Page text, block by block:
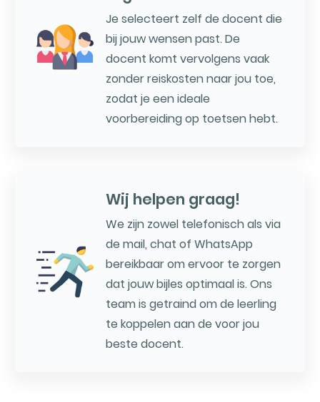
Je selecteert zelf de docent die
bij jouw wensen past. De
docent komt vervolgens vaak
zonder reiskosten naar jou toe,
zodat je een ideale
voorbereiding op toetsen hebt.
Wij helpen graag!
We zijn zowel telefonisch als via
de mail, chat of WhatsApp
bereikbaar om ervoor te zorgen
dat jouw bijles optimaal is. Ons
team is getraind om de leerling
te koppelen aan de voor jou
beste docent.